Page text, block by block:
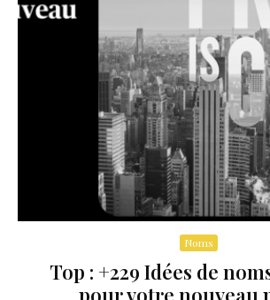
Noms
Top : +229 Idées de
pour votre nouveau